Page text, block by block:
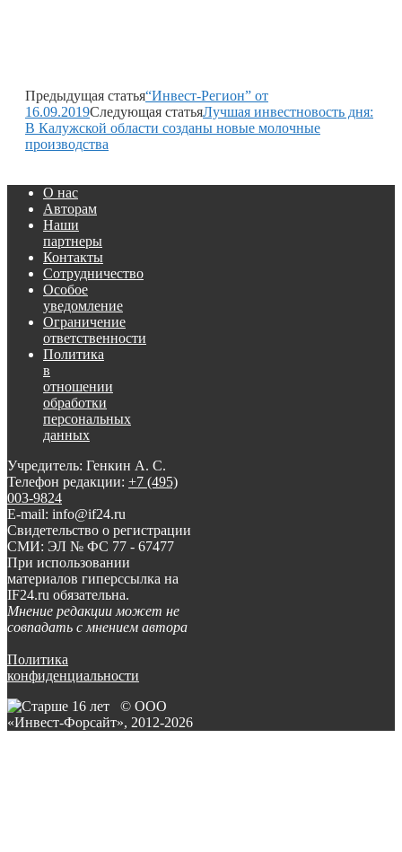
Предыдущая статья“Инвест-Регион” от
16.09.2019Следующая статьяЛучшая инвестновость дня:
В Калужской области созданы новые молочные
производства
О нас
Авторам
Наши
партнеры
Контакты
Сотрудничество
Особое
уведомление
Ограничение
ответственности
Политика
в
отношении
обработки
персональных
данных
Учредитель: Генкин А. С.
Телефон редакции: +7 (495)
003-9824
E-mail: info@if24.ru
Свидетельство о регистрации
СМИ: ЭЛ № ФС 77 - 67477
При использовании
материалов гиперссылка на
IF24.ru обязательна.
Мнение редакции может не
совпадать с мнением автора
Политика
конфиденциальности
© ООО
«Инвест-Форсайт», 2012-2026